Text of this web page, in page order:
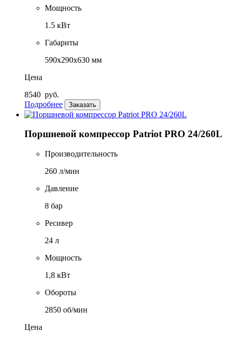
Мощность
1.5 кВт
Габариты
590х290х630 мм
Цена
8540 руб.
Подробнее
Заказать
Поршневой компрессор Patriot PRO 24/260L
Производительность
260 л/мин
Давление
8 бар
Ресивер
24 л
Мощность
1,8 кВт
Обороты
2850 об/мин
Цена